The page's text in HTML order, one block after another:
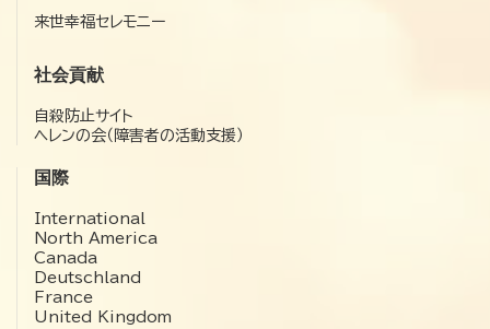
来世幸福セレモニー
社会貢献
自殺防止サイト
ヘレンの会（障害者の活動支援）
国際
International
North America
Canada
Deutschland
France
United Kingdom